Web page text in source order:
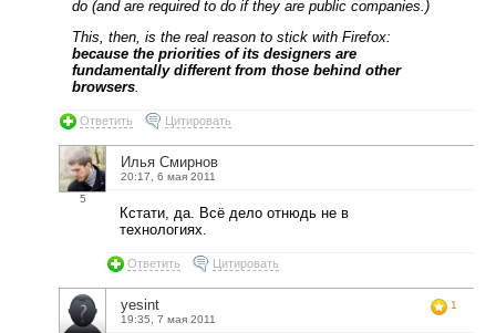
do (and are required to do if they are public companies.)
This, then, is the real reason to stick with Firefox:
because the priorities of its designers are
fundamentally different from those behind other
browsers
Ответить Цитировать
5
Илья Смирнов
20:17, 6 мая 2011
Кстати, да. Всё дело отнюдь не в
технологиях.
Ответить Цитировать
yesint
19:35, 7 мая 2011
1